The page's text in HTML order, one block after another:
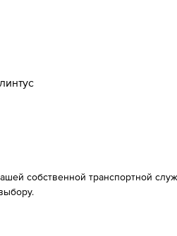
собственной транспортной